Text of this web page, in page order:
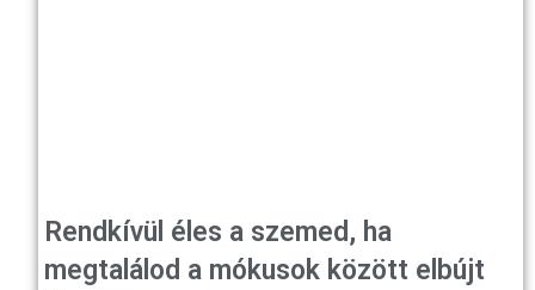
Rendkívül éles a szemed, ha
megtalálod a mókusok között elbújt